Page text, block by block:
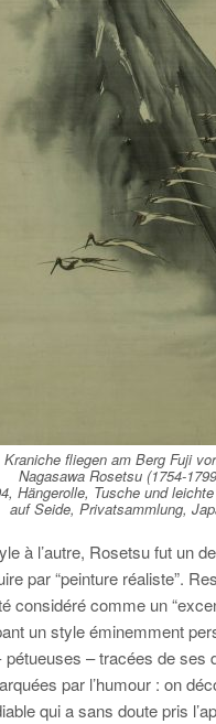
Kraniche fliegen am Berg Fuji
Nagasawa Rosetsu (1754-
Hängerolle, Tusche und
auf Seide, Privatsammlung,
à l’autre, Rosetsu fut un
par “peinture réaliste”.
considéré comme un
un style éminemment
– tracées de ses
par l’humour : on
qui a sans doute pris